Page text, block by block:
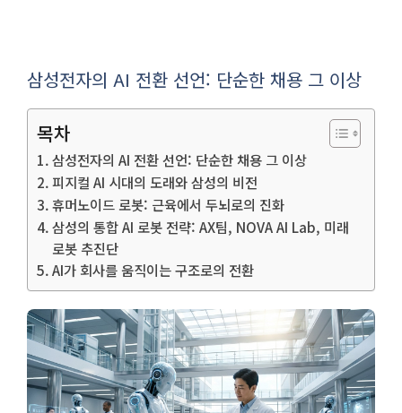
삼성전자의 AI 전환 선언: 단순한 채용 그 이상
목차
삼성전자의 AI 전환 선언: 단순한 채용 그 이상
피지컬 AI 시대의 도래와 삼성의 비전
휴머노이드 로봇: 근육에서 두뇌로의 진화
삼성의 통합 AI 로봇 전략: AX팀, NOVA AI Lab, 미래
로봇 추진단
AI가 회사를 움직이는 구조로의 전환